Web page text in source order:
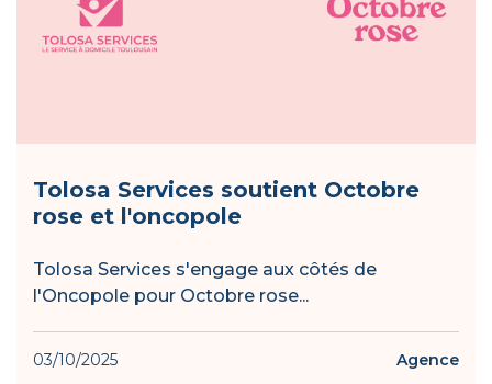
Tolosa Services soutient Octobre
rose et l'oncopole
Tolosa Services s'engage aux côtés de
l'Oncopole pour Octobre rose...
03/10/2025 Agence